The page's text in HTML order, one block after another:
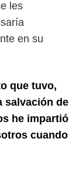
les
en su
que tuvo,
salvación de
he impartió
cuando